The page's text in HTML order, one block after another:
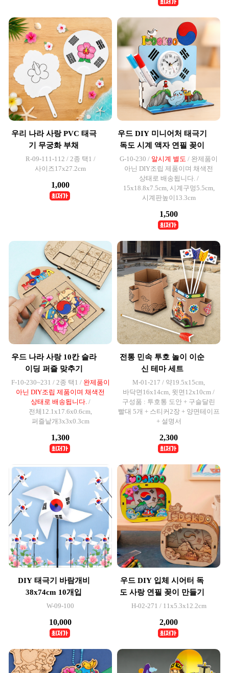
우리 나라 사랑 PVC 태극
기 무궁화 부채
R-09-111-112 / 2종 택1 /
사이즈17x27.2cm
1,000
우드 DIY 미니어처 태극기
독도 시계 액자 연필 꽂이
G-10-230 / 알시계 별도 / 완제품이
아닌 DIY조립 제품이며 채색전
상태로 배송됩니다. /
15x18.8x7.5cm, 시계구멍5.5cm,
시계판높이13.3cm
1,500
우드 나라 사랑 10칸 슬라
이딩 퍼즐 맞추기
F-10-230~231 / 2종 택1 / 완제품이
아닌 DIY조립 제품이며 채색전
상태로 배송됩니다. /
전체12.1x17.6x0.6cm,
퍼즐낱개3x3x0.3cm
1,300
전통 민속 투호 놀이 이순
신 테마 세트
M-01-217 / 약19.5x15cm,
바닥면16x14cm, 윗면12x10cm /
구성품 : 투호통 도안 + 구슬달린
빨대 5개 + 스티커2장 + 양면테이프
+ 설명서
2,300
DIY 태극기 바람개비
38x74cm 10개입
W-09-100
10,000
우드 DIY 입체 시어터 독
도 사랑 연필 꽂이 만들기
H-02-271 / 11x5.3x12.2cm
2,000